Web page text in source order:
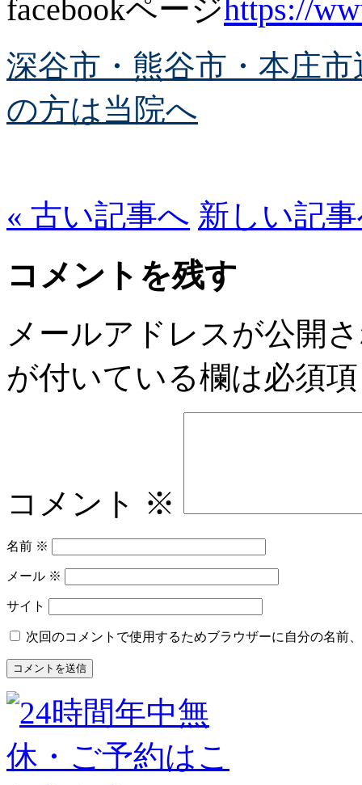
facebookページhttps://
深谷市・熊谷市・本庄
の方は当院へ
« 古い記事へ 新しい記
コメントを残す
メールアドレスが公開
が付いている欄は必須
コメント ※
名前 ※
メール ※
サイト
次回のコメントで使用するためブラウザーに自分の名前